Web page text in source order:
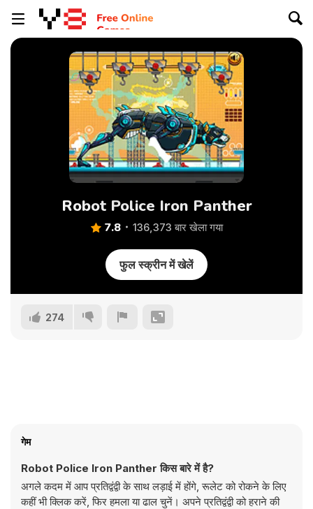
Robot Police Iron Panther
7.8 136,373 बार खेला गया
फुल स्क्रीन में खेलें
274
गेम
Robot Police Iron Panther किस बारे में है?
अगले कदम में आप प्रतिद्वंद्वी के साथ लड़ाई में होंगे, रूलेट को रोकने के लिए
कहीं भी क्लिक करें, फिर हमला या ढाल चुनें। अपने प्रतिद्वंद्वी को हराने की